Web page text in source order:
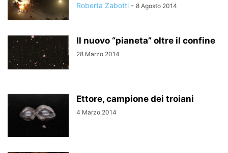
Roberta Zabotti - 8 Agosto 2014
Il nuovo “pianeta” oltre il confine
28 Marzo 2014
Ettore, campione dei troiani
4 Marzo 2014